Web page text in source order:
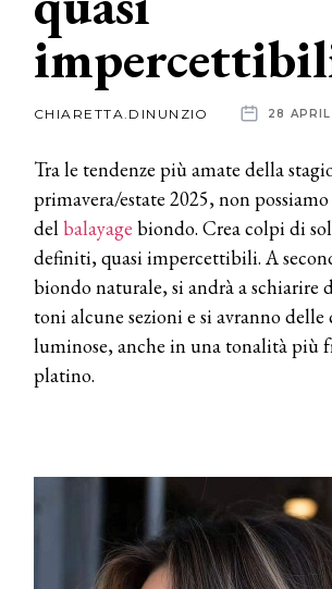
News
CHIARETTA.DINUNZIO 28
Tra le tendenze più amate della
primavera/estate 2025, non
delbalayage biondo. Crea colpi di
definiti, quasi impercettibili. A
biondo naturale, si andrà a schiarire
toni alcune sezioni e si avranno
luminose, anche in una tonalità più
platino.